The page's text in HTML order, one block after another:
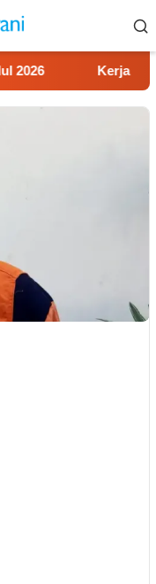
Kerja Buruh